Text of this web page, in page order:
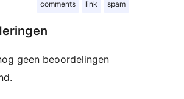
comments link spam
geen beoordelingen